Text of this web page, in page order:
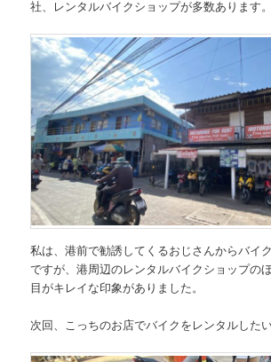
社、レンタルバイクショップが多数あります。
私は、港前で勧誘してくるおじさんからバイ
ですが、港周辺のレンタルバイクショップの
目がキレイな印象がありました。
次回、こっちのお店でバイクをレンタルしたい